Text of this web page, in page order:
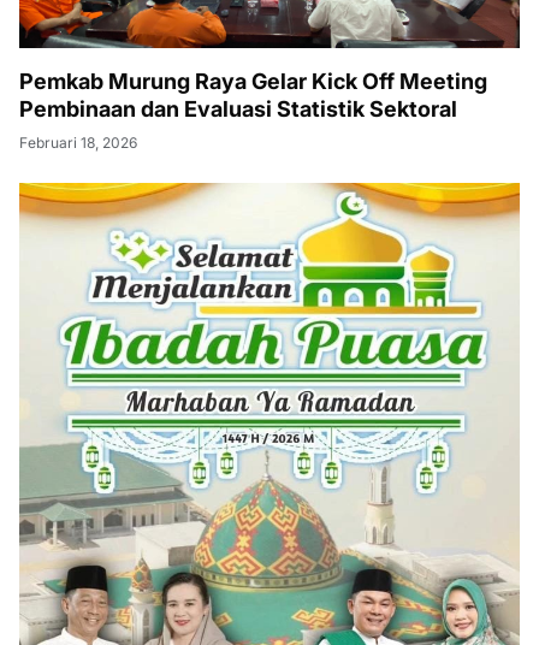
Pemkab Murung Raya Gelar Kick Off Meeting
Pembinaan dan Evaluasi Statistik Sektoral
Februari 18, 2026